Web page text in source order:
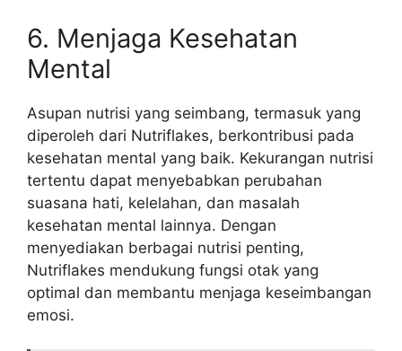
6. Menjaga Kesehatan
Mental
Asupan nutrisi yang seimbang, termasuk yang
diperoleh dari Nutriflakes, berkontribusi pada
kesehatan mental yang baik. Kekurangan nutrisi
tertentu dapat menyebabkan perubahan
suasana hati, kelelahan, dan masalah
kesehatan mental lainnya. Dengan
menyediakan berbagai nutrisi penting,
Nutriflakes mendukung fungsi otak yang
optimal dan membantu menjaga keseimbangan
emosi.